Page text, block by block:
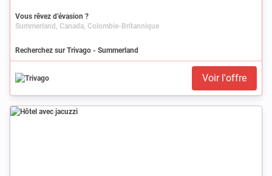
Vous rêvez d’évasion ?
Summerland, Canada, Colombie-Britannique
Recherchez sur Trivago - Summerland
Voir l'offre